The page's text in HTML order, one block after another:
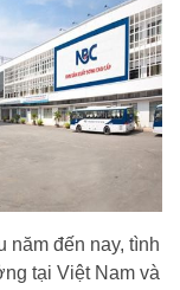
năm đến nay, tình
tại Việt Nam và